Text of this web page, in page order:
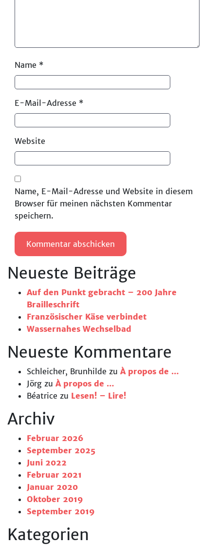
Name *
E-Mail-Adresse *
Website
Name, E-Mail-Adresse und Website in diesem
Browser für meinen nächsten Kommentar
speichern.
Neueste Beiträge
Auf den Punkt gebracht – 200 Jahre
Brailleschrift
Französischer Käse verbindet
Wassernahes Wechselbad
Neueste Kommentare
Schleicher, Brunhilde zu À propos de …
Jörg zu À propos de …
Béatrice zu Lesen! – Lire!
Archiv
Februar 2026
September 2025
Juni 2022
Februar 2021
Januar 2020
Oktober 2019
September 2019
Kategorien